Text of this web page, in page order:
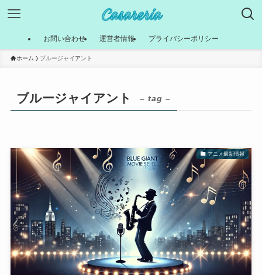
お問い合わせ 運営者情報 プライバシーポリシー
ホーム ブルージャイアント
ブルージャイアント – tag –
アニメ最新情報